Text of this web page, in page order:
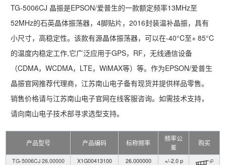
TG-5006CJ 晶振是EPSON/爱普生的一款额定频率13MHz至
52MHz的石英晶体振荡器，4脚贴片，2016封装温补晶振，具有
小尺寸，高稳定性。该款有源晶体振荡器，可以在-40°C至+ 85°C
的温度内稳定工作,它广泛应用于GPS，RF，无线通信设备
（CDMA，WCDMA，LTE，WiMAX等）等。作为EPSON/爱普生
晶振官网推荐代理商，江苏南山电子备有现货并提供样品零售。
销售价格请与江苏南山电子官网在线客服咨询。如需技术支持，
请向南山电子技术部寻求选型支持。
产品型号 产品编码 标称频率
频率公
差
购买
TG-5006CJ 26.00000
X1G00413100
26.000000
+/-2.0 p